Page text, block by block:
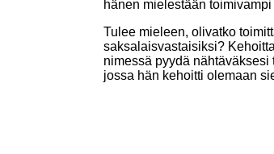
hänen mielestään
Tulee mieleen, olivatko
saksalaisvastaisiksi?
nimessä pyydä
jossa hän kehoitti olemaan